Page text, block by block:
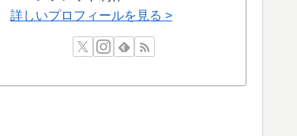
詳しいプロフィールを見る >